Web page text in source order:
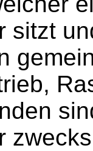
sitzt